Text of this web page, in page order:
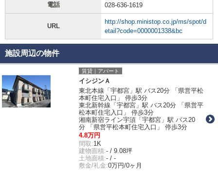
電話 028-636-1619
URL
http://shop.ministop.co.jp/ms/spot/d
etail?code=0000001338&bc
施設周辺の物件
賃貸｜アパート
イシジンＡ
東北本線「宇都宮」駅 バス20分 「県営平松
本町住宅入口」 停歩3分
東北新幹線「宇都宮」駅 バス20分 「県営平
松本町住宅入口」 停歩3分
湘南新宿ライン宇須「宇都宮」駅 バス20
分 「県営平松本町住宅入口」 停歩3分
4.8万円
間取:1K
建物面積:- / 9.08坪
土地面積:- / -
敷金/礼金:0万円/0ヶ月